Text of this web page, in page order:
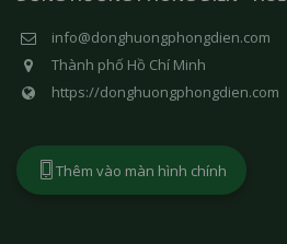
info@donghuongphongdien.com
Thành phố Hồ Chí Minh
https://donghuongphongdien.com
Thêm vào màn hình chính